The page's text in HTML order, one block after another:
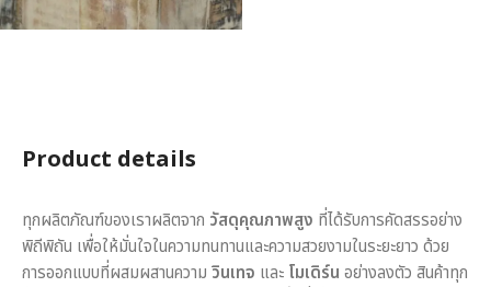
Product details
ทุกผลิตภัณฑ์ของเราผลิตจาก วัสดุคุณภาพสูง ที่ได้รับการคัดสรรอย่าง
พิถีพิถัน เพื่อให้มั่นใจในความทนทานและความสวยงามในระยะยาว ด้วย
การออกแบบที่ผสมผสานความ วินเทจ และ โมเดิร์น อย่างลงตัว สินค้าทุก